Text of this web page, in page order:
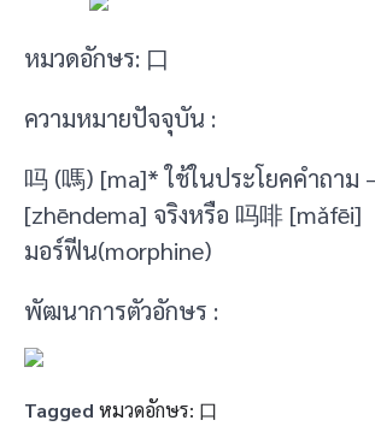
หมวดอักษร: 口
ความหมายปัจจุบัน :
吗 (嗎) [ma]* ใช้ในประโยคคำถาม
[zhēndema] จริงหรือ 吗啡 [mǎfēi]
มอร์ฟีน(morphine)
พัฒนาการตัวอักษร :
Tagged หมวดอักษร: 口